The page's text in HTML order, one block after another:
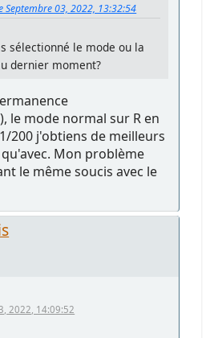
Septembre 03, 2022, 13:32:54
sélectionné le mode ou la
dernier moment?
le mode normal sur R en
200 j'obtiens de meilleurs
Mon problème
le même soucis avec le
2022, 14:09:52